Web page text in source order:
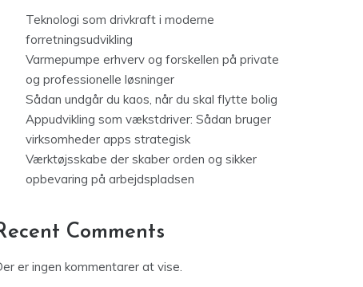
Teknologi som drivkraft i moderne
forretningsudvikling
Varmepumpe erhverv og forskellen på private
og professionelle løsninger
Sådan undgår du kaos, når du skal flytte bolig
Appudvikling som vækstdriver: Sådan bruger
virksomheder apps strategisk
Værktøjsskabe der skaber orden og sikker
opbevaring på arbejdspladsen
Comments
er ingen kommentarer at vise.